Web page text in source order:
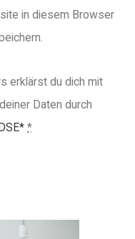
in diesem Browser
erklärst du dich mit
Daten durch
*